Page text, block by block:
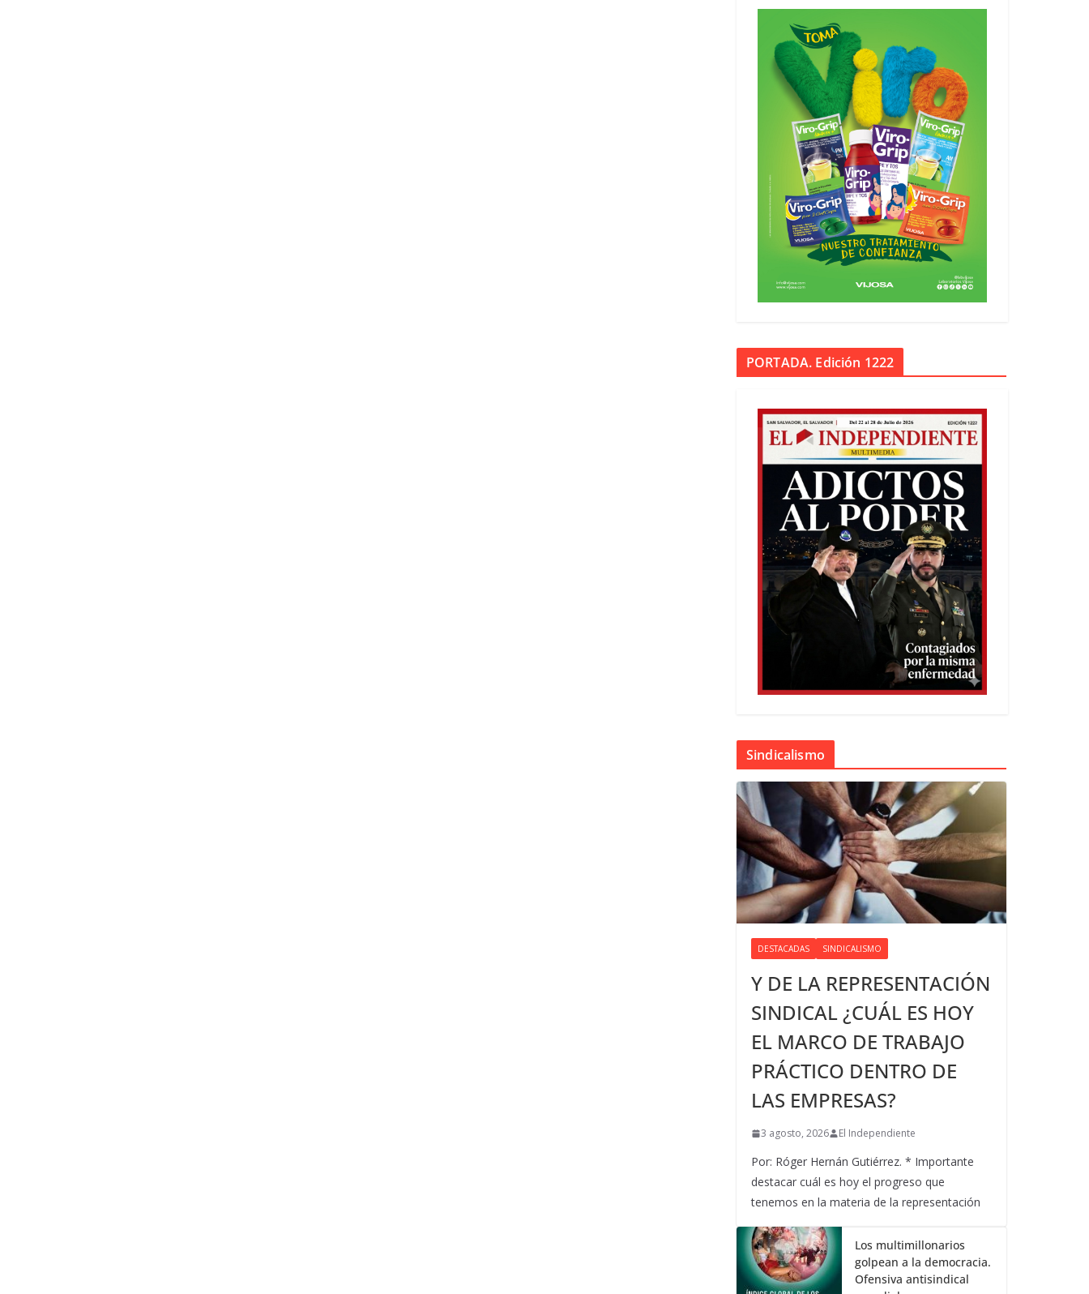
PORTADA. Edición 1222
Sindicalismo
DESTACADAS SINDICALISMO
Y DE LA REPRESENTACIÓN
SINDICAL ¿CUÁL ES HOY
EL MARCO DE TRABAJO
PRÁCTICO DENTRO DE
LAS EMPRESAS?
3 agosto, 2026 El Independiente
Por: Róger Hernán Gutiérrez. * Importante
destacar cuál es hoy el progreso que
tenemos en la materia de la representación
Los multimillonarios
golpean a la democracia.
Ofensiva antisindical